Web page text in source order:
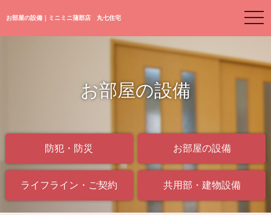
お部屋の設備｜ミニミニ蒲郡店 丸七住宅
お部屋の設備
防犯・防災 お部屋の設備
ライフライン・ご契約 共用部・建物設備